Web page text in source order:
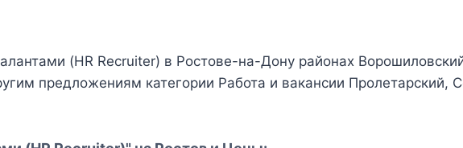
(HR Recruiter) в Ростове-на-Дону районах
предложениям категории Работа и вакансии Пролетарский,